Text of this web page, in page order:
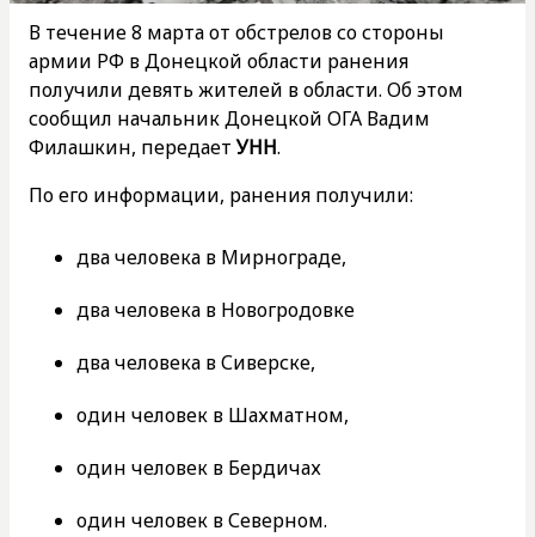
В течение 8 марта от обстрелов со стороны
армии РФ в Донецкой области ранения
получили девять жителей в области. Об этом
сообщил начальник Донецкой ОГА Вадим
Филашкин, передаетУНН.
По его информации, ранения получили:
два человека в Мирнограде,
два человека в Новогродовке
два человека в Сиверске,
один человек в Шахматном,
один человек в Бердичах
один человек в Северном.